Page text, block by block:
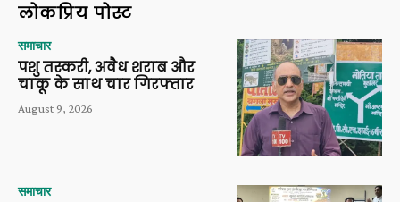
लोकप्रिय पोस्ट
समाचार
पशु तस्करी, अवैध शराब और
चाकू के साथ चार गिरफ्तार
August 9, 2026
समाचार